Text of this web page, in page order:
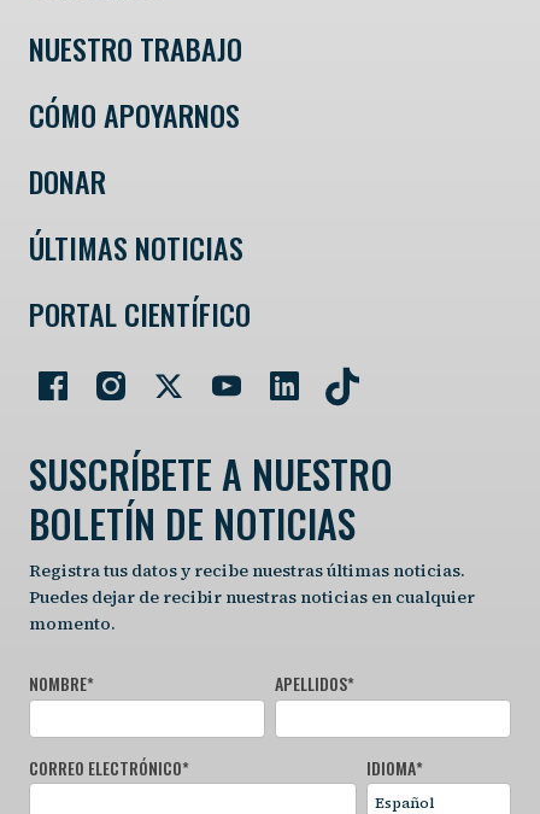
NUESTRO TRABAJO
CÓMO APOYARNOS
DONAR
ÚLTIMAS NOTICIAS
PORTAL CIENTÍFICO
SUSCRÍBETE A NUESTRO
BOLETÍN DE NOTICIAS
Registra tus datos y recibe nuestras últimas noticias.
Puedes dejar de recibir nuestras noticias en cualquier
momento.
NOMBRE* APELLIDOS*
CORREO ELECTRÓNICO* IDIOMA*